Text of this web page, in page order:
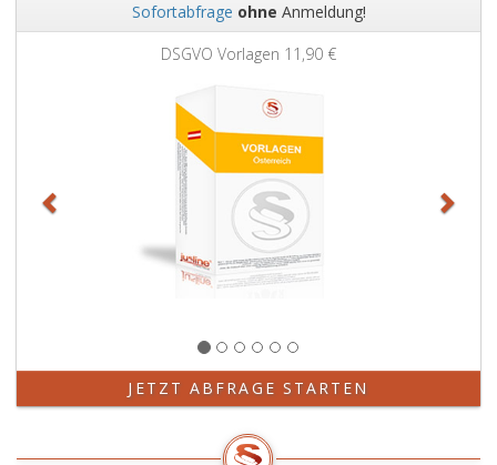
Sofortabfrage ohne Anmeldung!
DSGVO Vorlagen 11,90 €
JETZT ABFRAGE STARTEN